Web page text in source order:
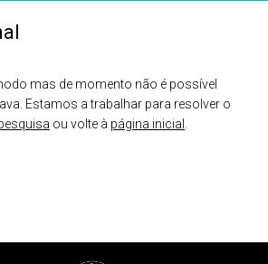
mas de momento não é possível
Estamos a trabalhar para resolver o
ou volte à página inicial